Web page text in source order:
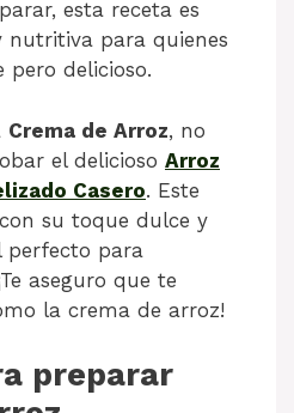
esta receta es
nutritiva para quienes
pero delicioso.
Crema de Arroz, no
el delicioso Arroz
Casero. Este
su toque dulce y
perfecto para
aseguro que te
la crema de arroz!
preparar